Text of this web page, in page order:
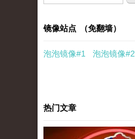
镜像站点 （免翻墙）
泡泡镜像#1 泡泡镜像#2
热门文章